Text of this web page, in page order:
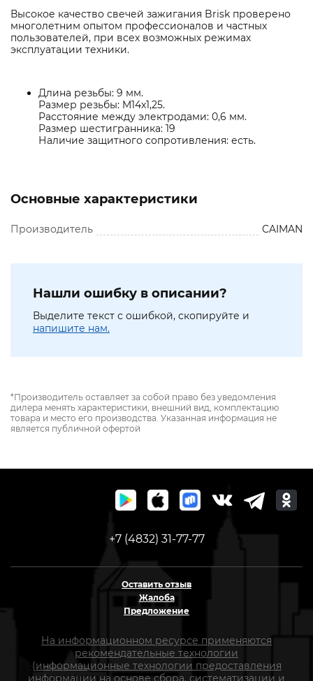
Высокое качество свечей зажигания Brisk проверено
многолетним опытом профессионалов и частных
пользователей, при всех возможных режимах
эксплуатации техники.
Длина резьбы: 9 мм.
Размер резьбы: M14x1,25.
Расстояние между электродами: 0,6 мм.
Размер шестигранника: 19
Наличие защитного сопротивления: есть.
Основные характеристики
Производитель CAIMAN
Нашли ошибку в описании?
Выделите текст с ошибкой, скопируйте и
напишите нам.
*Производитель оставляет за собой право без уведомления
дилера менять характеристики, внешний вид, комплектацию
товара и место его производства. Указанная информация не
является публичной офертой
+7 (4832) 31-77-77
Оставить отзыв
Жалоба
Предложение
На информационном ресурсе применяются
рекомендательные технологии
(информационные технологии предоставления
информации на основе сбора, систематизации и